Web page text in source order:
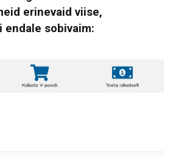
erinevaid viise,
endale sobivaim: